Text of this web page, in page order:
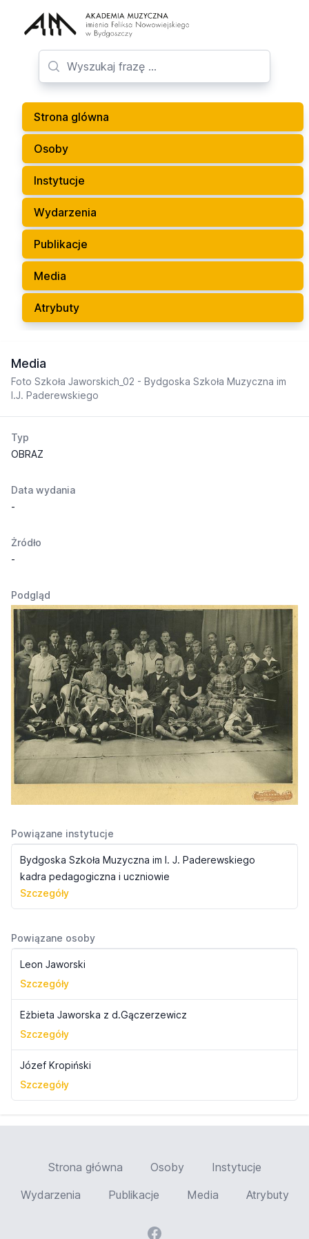
Strona glówna
Osoby
Instytucje
Wydarzenia
Publikacje
Media
Atrybuty
Media
Foto Szkoła Jaworskich_02 - Bydgoska Szkoła Muzyczna im
I.J. Paderewskiego
Typ
OBRAZ
Data wydania
-
Żródło
-
Podgląd
Powiązane instytucje
Bydgoska Szkoła Muzyczna im I. J. Paderewskiego
kadra pedagogiczna i uczniowie
Szczegóły
Powiązane osoby
Leon Jaworski
Szczegóły
Eżbieta Jaworska z d.Gączerzewicz
Szczegóły
Józef Kropiński
Szczegóły
Strona główna Osoby
Instytucje
Wydarzenia
Publikacje Media Atrybuty